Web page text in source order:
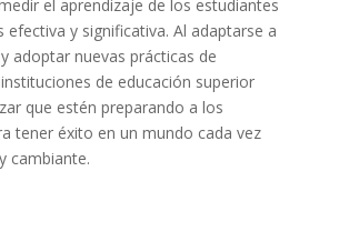
el aprendizaje de los estudiantes
efectiva y significativa. Al adaptarse a
adoptar nuevas prácticas de
de educación superior
que estén preparando a los
tener éxito en un mundo cada vez
cambiante.